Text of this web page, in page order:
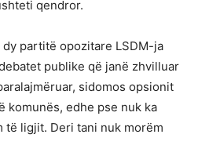
qendror.
partitë opozitare LSDM-ja
publike që janë zhvilluar
sidomos opsionit
komunës, edhe pse nuk ka
të ligjit. Deri tani nuk morëm